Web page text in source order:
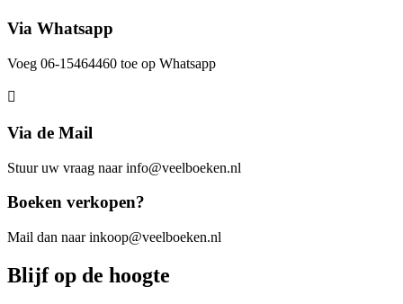
Via Whatsapp
Voeg 06-15464460 toe op Whatsapp
Via de Mail
Stuur uw vraag naar info@veelboeken.nl
Boeken verkopen?
Mail dan naar inkoop@veelboeken.nl
Blijf op de hoogte